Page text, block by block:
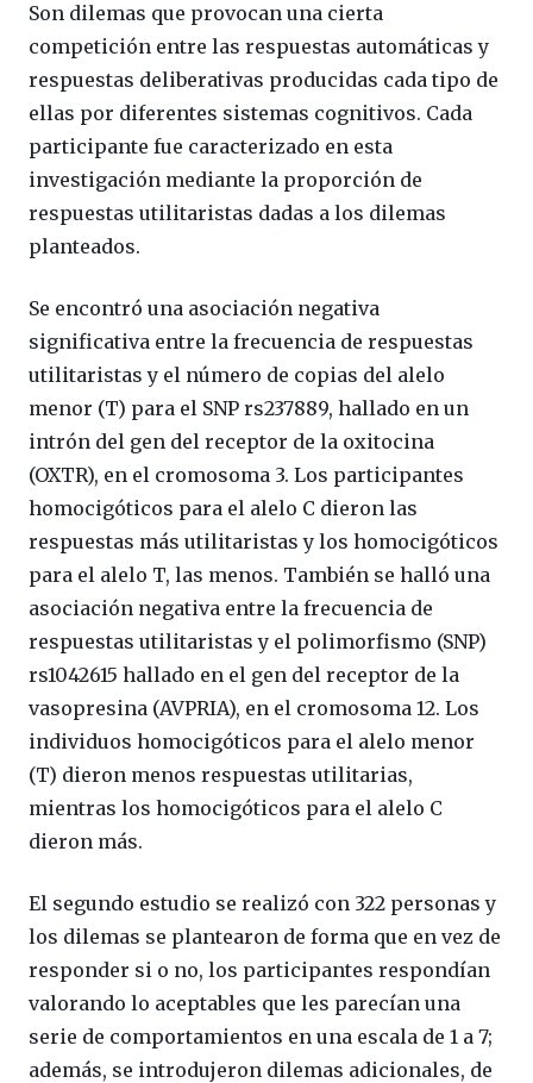
Son dilemas que provocan una cierta
competición entre las respuestas automáticas y
respuestas deliberativas producidas cada tipo de
ellas por diferentes sistemas cognitivos. Cada
participante fue caracterizado en esta
investigación mediante la proporción de
respuestas utilitaristas dadas a los dilemas
planteados.
Se encontró una asociación negativa
significativa entre la frecuencia de respuestas
utilitaristas y el número de copias del alelo
menor (T) para el SNP rs237889, hallado en un
intrón del gen del receptor de la oxitocina
(OXTR), en el cromosoma 3. Los participantes
homocigóticos para el alelo C dieron las
respuestas más utilitaristas y los homocigóticos
para el alelo T, las menos. También se halló una
asociación negativa entre la frecuencia de
respuestas utilitaristas y el polimorfismo (SNP)
rs1042615 hallado en el gen del receptor de la
vasopresina (AVPRIA), en el cromosoma 12. Los
individuos homocigóticos para el alelo menor
(T) dieron menos respuestas utilitarias,
mientras los homocigóticos para el alelo C
dieron más.
El segundo estudio se realizó con 322 personas y
los dilemas se plantearon de forma que en vez de
responder si o no, los participantes respondían
valorando lo aceptables que les parecían una
serie de comportamientos en una escala de 1 a 7;
además, se introdujeron dilemas adicionales, de